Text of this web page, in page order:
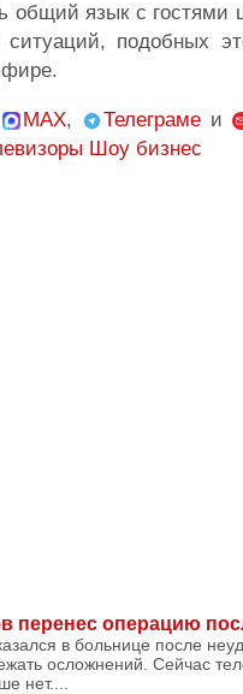
общий язык с гостями
подобных
MAX, Телеграмеи
Шоу бизнес
перенес операцию
в больнице после
осложнений. Сейчас
нет....